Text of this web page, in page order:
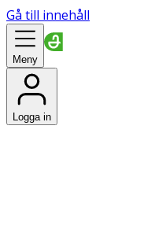
Gå till innehåll
Meny
Logga in